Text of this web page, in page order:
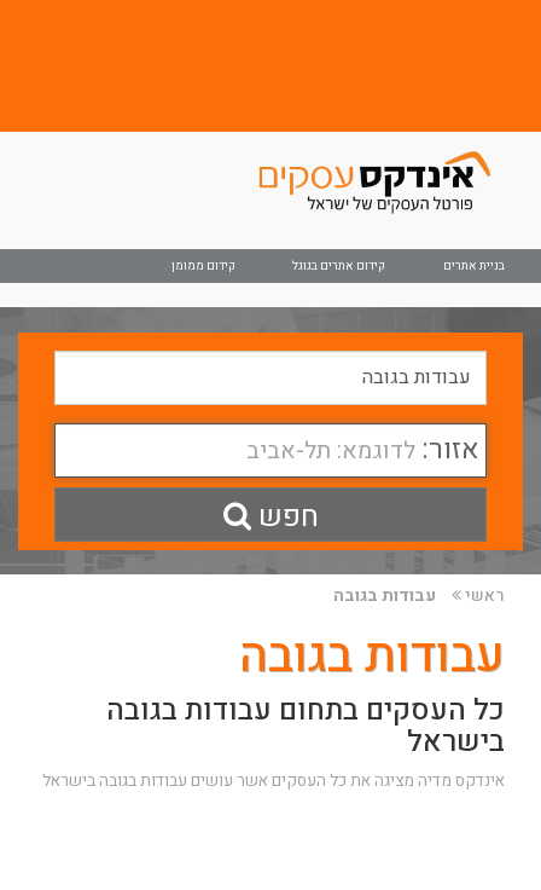
בניית אתרים קידום אתרים בגוגל קידום ממומן
אזור: לדוגמא: תל-אביב
חפש
ראשי עבודות בגובה
עבודות בגובה
כל העסקים בתחום עבודות בגובה
בישראל
אינדקס מדיה מציגה את כל העסקים אשר עושים עבודות בגובה בישראל